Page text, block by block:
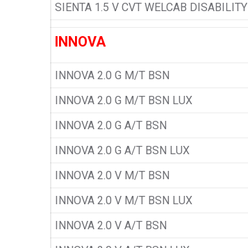
SIENTA 1.5 V CVT WELCAB DISABILITY
INNOVA
INNOVA 2.0 G M/T BSN
INNOVA 2.0 G M/T BSN LUX
INNOVA 2.0 G A/T BSN
INNOVA 2.0 G A/T BSN LUX
INNOVA 2.0 V M/T BSN
INNOVA 2.0 V M/T BSN LUX
INNOVA 2.0 V A/T BSN